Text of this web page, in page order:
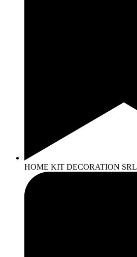
HOME KIT DECORATION SRL